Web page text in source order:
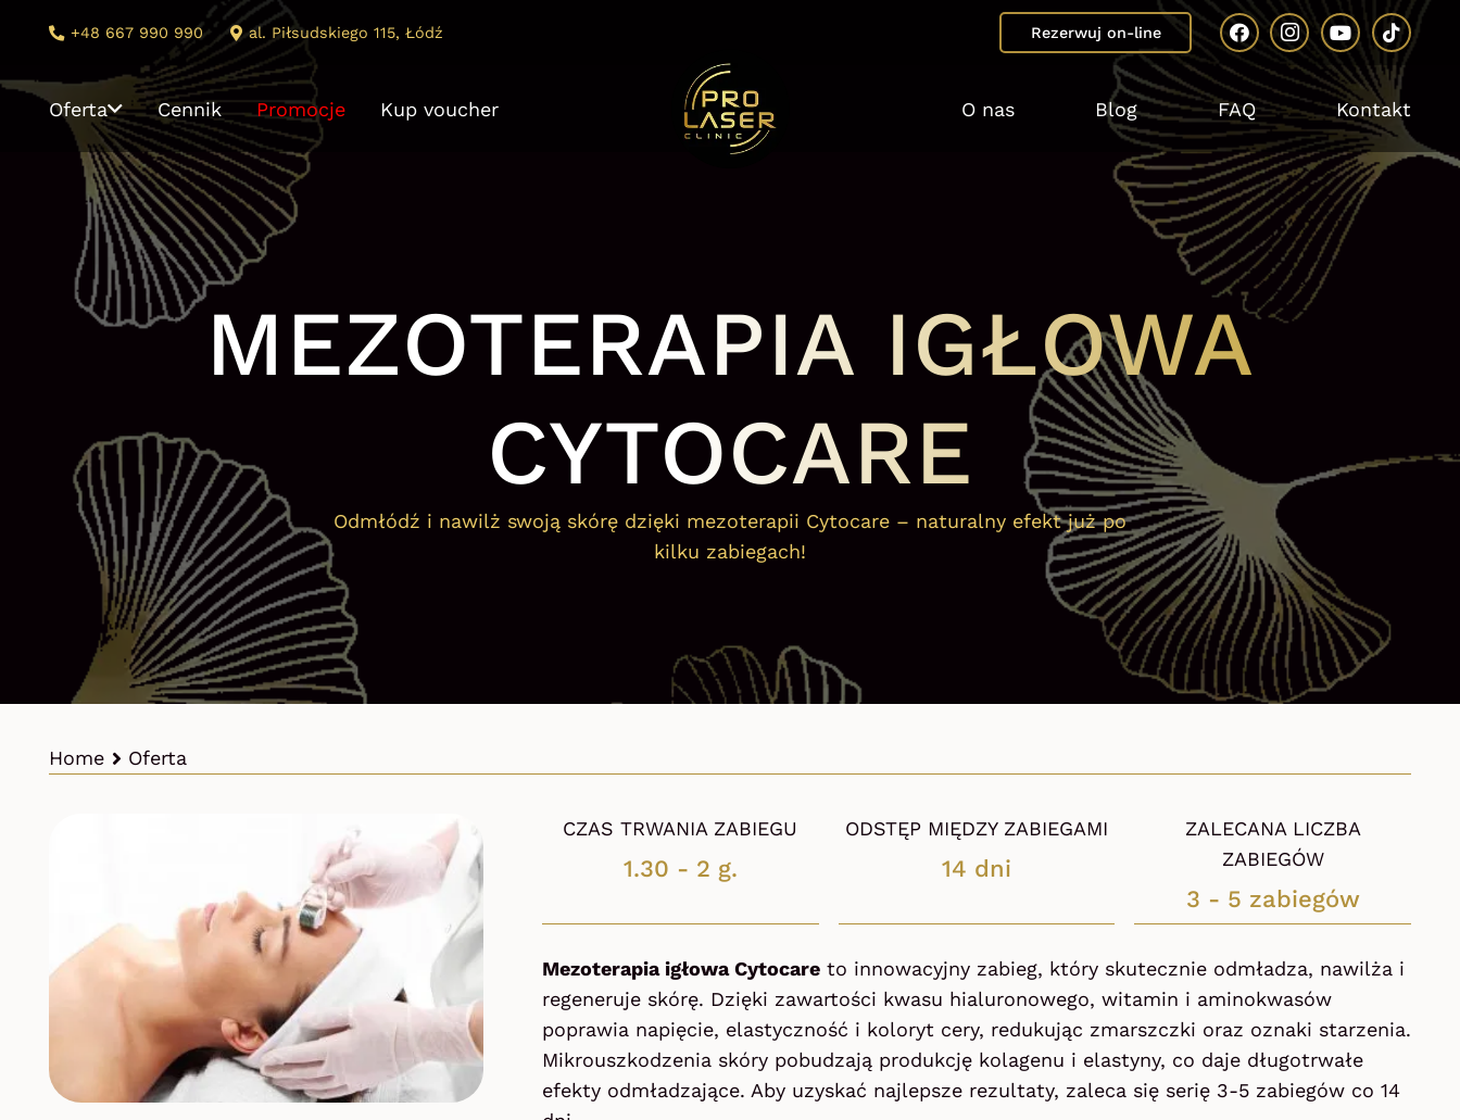
+48 667 990 990 al. Piłsudskiego 115, Łódź Rezerwuj on-line
Oferta Cennik Promocje Kup voucher O nas Blog FAQ Kontakt
MEZOTERAPIA IGŁOWA
CYTOCARE
Odmłódź i nawilż swoją skórę dzięki mezoterapii Cytocare – naturalny efekt już po
kilku zabiegach!
Home Oferta
CZAS TRWANIA ZABIEGU
1.30 - 2 g.
ODSTĘP MIĘDZY ZABIEGAMI
14 dni
ZALECANA LICZBA
ZABIEGÓW
3 - 5 zabiegów
Mezoterapia igłowa Cytocare to innowacyjny zabieg, który skutecznie odmładza, nawilża i
regeneruje skórę. Dzięki zawartości kwasu hialuronowego, witamin i aminokwasów
poprawia napięcie, elastyczność i koloryt cery, redukując zmarszczki oraz oznaki starzenia.
Mikrouszkodzenia skóry pobudzają produkcję kolagenu i elastyny, co daje długotrwałe
efekty odmładzające. Aby uzyskać najlepsze rezultaty, zaleca się serię 3-5 zabiegów co 14